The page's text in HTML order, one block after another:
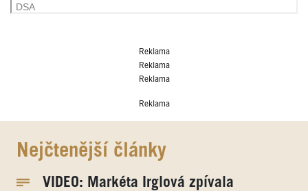
Reklama
Reklama
Reklama
Reklama
Nejčtenější články
VIDEO: Markéta Irglová zpívala